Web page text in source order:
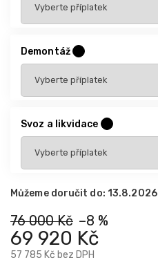
76 000 Kč –8 %
69 920 Kč
57 785 Kč bez DPH
Demontáž
Svoz a likvidace
Můžeme doručit do: 13.8.2026